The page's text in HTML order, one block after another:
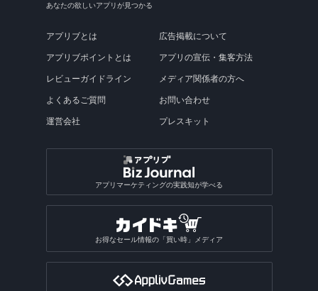
あなたの欲しいアプリが見つかる
アプリブとは
アプリブポイントとは
レビューガイドライン
よくあるご質問
運営会社
広告掲載について
アプリの宣伝・集客方法
メディア関係者の方へ
お問い合わせ
プレスキット
アプリマーケティングの実践知が学べる
お得なセール情報の「買い時」メディア